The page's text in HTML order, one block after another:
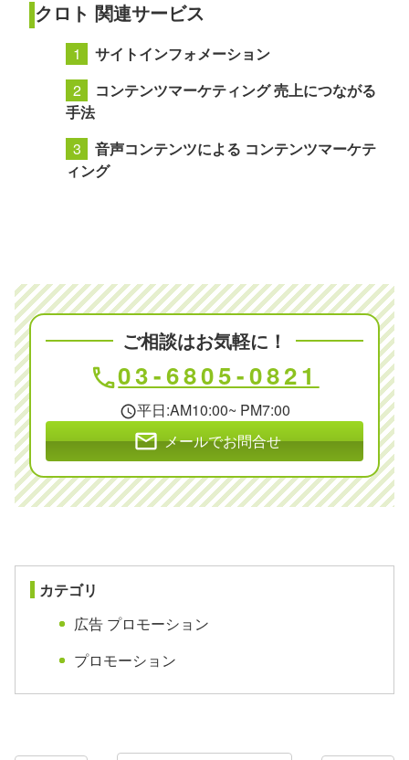
クロト 関連サービス
サイトインフォメーション
コンテンツマーケティング 売上につながる
手法
音声コンテンツによる コンテンツマーケテ
ィング
ご相談はお気軽に！
phone03-6805-0821
schedule平日:AM10:00~ PM7:00
mail メールでお問合せ
カテゴリ
広告 プロモーション
プロモーション